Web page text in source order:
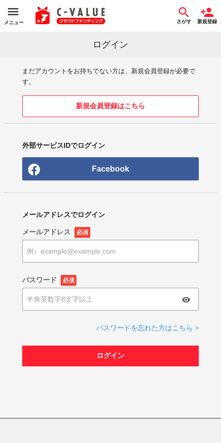
メニュー さがす 新規登録
ログイン
まだアカウントをお持ちでない方は、新規会員登録が必要で
す。
新規会員登録はこちら
外部サービスIDでログイン
Facebook
メールアドレスでログイン
メールアドレス 必須
パスワード 必須
パスワードを忘れた方はこちら >
ログイン